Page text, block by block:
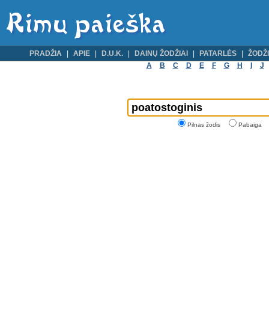
PRADŽIA APIE D.U.K. DAINŲ ŽODŽIAI PATARLĖS
A
B C D E F G H J
Pilnas žodis Pabaiga